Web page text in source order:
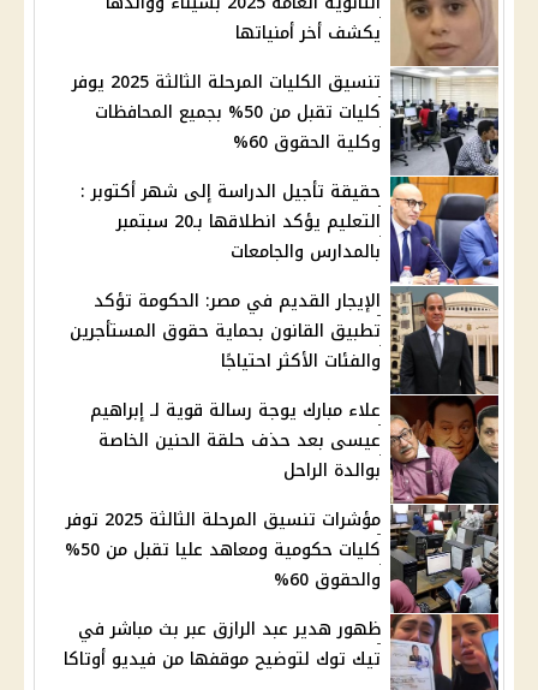
يكشف أخر أمنياتها
تنسيق الكليات المرحلة الثالثة 2025 يوفر
كليات تقبل من 50% بجميع المحافظات
وكلية الحقوق 60%
حقيقة تأجيل الدراسة إلى شهر أكتوبر :
التعليم يؤكد انطلاقها بـ20 سبتمبر
بالمدارس والجامعات
الإيجار القديم في مصر: الحكومة تؤكد
تطبيق القانون بحماية حقوق المستأجرين
والفئات الأكثر احتياجًا
علاء مبارك يوجة رسالة قوية لـ إبراهيم
عيسى بعد حذف حلقة الحنين الخاصة
بوالدة الراحل
مؤشرات تنسيق المرحلة الثالثة 2025 توفر
كليات حكومية ومعاهد عليا تقبل من 50%
والحقوق 60%
ظهور هدير عبد الرازق عبر بث مباشر في
تيك توك لتوضيح موقفها من فيديو أوتاكا